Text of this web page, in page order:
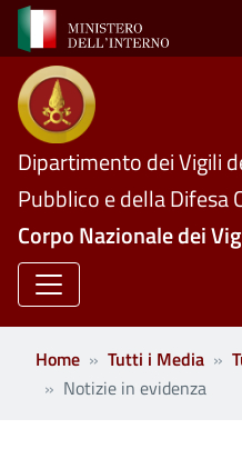
Salta al contenuto principale
Dipartimento dei Vigili
Pubblico e della Difesa
Corpo Nazionale dei
Home Tutti i Media
Notizie in evidenza